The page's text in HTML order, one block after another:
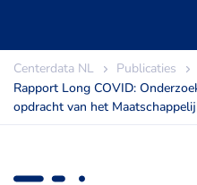
Centerdata NL Publicaties
Rapport Long COVID:
opdracht van het